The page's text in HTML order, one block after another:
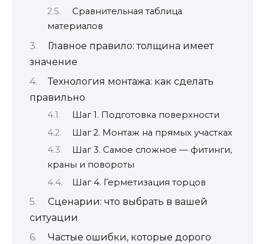
Сравнительная таблица
материалов
Главное правило: толщина имеет
значение
Технология монтажа: как сделать
правильно
Шаг 1. Подготовка поверхности
Шаг 2. Монтаж на прямых участках
Шаг 3. Самое сложное — фитинги,
краны и повороты
Шаг 4. Герметизация торцов
Сценарии: что выбрать в вашей
ситуации
Частые ошибки, которые дорого